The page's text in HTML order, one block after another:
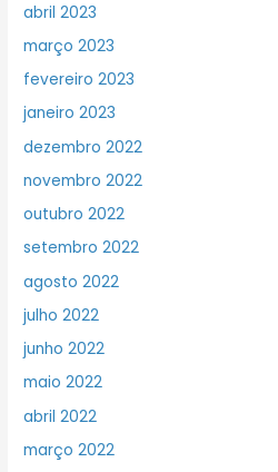
abril 2023
março 2023
fevereiro 2023
janeiro 2023
dezembro 2022
novembro 2022
outubro 2022
setembro 2022
agosto 2022
julho 2022
junho 2022
maio 2022
abril 2022
março 2022